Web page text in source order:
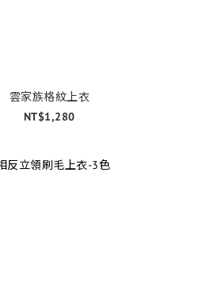
雲家族格紋上衣
NT$1,280